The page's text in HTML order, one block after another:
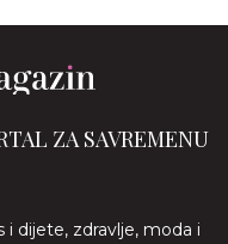
ZA SAVREMENU
dijete, zdravlje, moda i